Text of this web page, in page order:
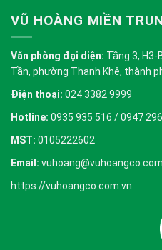
VŨ HOÀNG MIỀN
Văn phòng đại diện: Tầng 3, H3-
Tần, phường Thanh Khê, thành
Điện thoại: 024 3382 9999
Hotline: 0935 935 516 / 0947
MST: 0105222602
Email:
https://vuhoangco.com.vn